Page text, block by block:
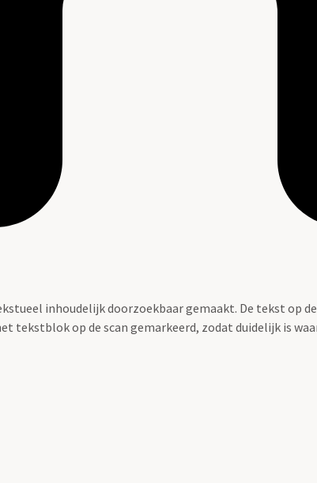
inhoudelijk doorzoekbaar gemaakt. De tekst op
tekstblok op de scan gemarkeerd, zodat duidelijk is